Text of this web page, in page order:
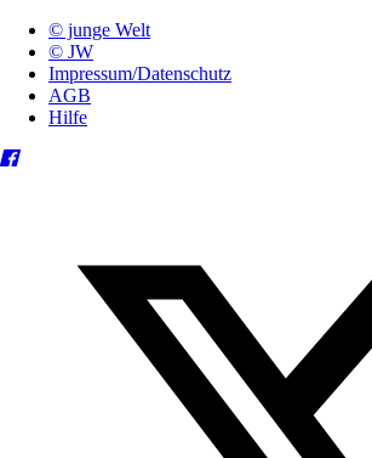
© junge Welt
© JW
Impressum/Datenschutz
AGB
Hilfe